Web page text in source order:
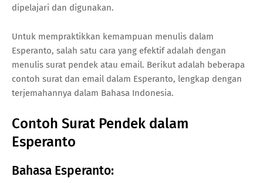
dipelajari dan digunakan.
Untuk mempraktikkan kemampuan menulis dalam
Esperanto, salah satu cara yang efektif adalah dengan
menulis surat pendek atau email. Berikut adalah beberapa
contoh surat dan email dalam Esperanto, lengkap dengan
terjemahannya dalam Bahasa Indonesia.
Contoh Surat Pendek dalam
Esperanto
Bahasa Esperanto: